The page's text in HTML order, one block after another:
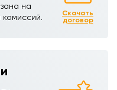
на
комиссий.
Скачать
договор